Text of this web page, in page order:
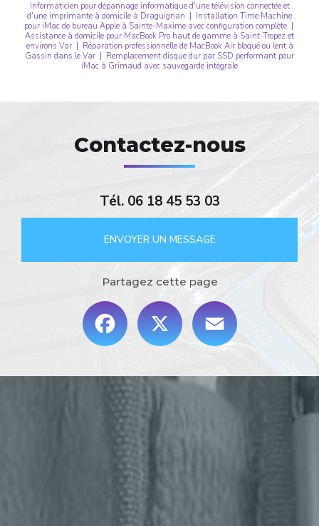
Informaticien pour dépannage informatique d'une télévision connectée et
d'une imprimante à domicile à Draguignan
Installation Time Machine
pour iMac de bureau Apple à Sainte-Maxime avec configuration complète|
Assistance à domicile pour MacBook Pro haut de gamme à Saint-Tropez et
environs Var| Réparation professionnelle de MacBook Air bloqué ou lent à
Gassin dans le Var
Remplacement disque dur par SSD performant pour
iMac à Grimaud avec sauvegarde intégrale
Contactez-nous
Tél. 06 18 45 53 03
ENVOYER UN MESSAGE
Partagez cette page
Facebook